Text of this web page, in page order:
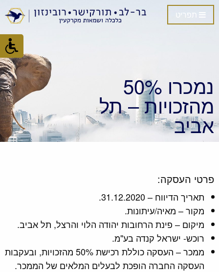
נמכרו 50%
מהזכויות – תל
אביב
פרטי העסקה:
תאריך הדיווח – 31.12.2020.
מקור – מאיה/עיתונות.
מיקום – פינת הרחובות יהודה הלוי והרצל, תל אביב.
רוכש- ישראל קנדה בע"מ.
ממכר – העסקה כוללת רכישת 50% מהזכויות, ובעקבות
העסקה החברה הופכת לבעלים המלאים של הממכר.